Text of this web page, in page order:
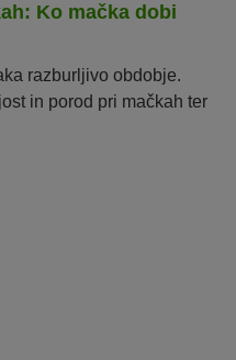
Ko mačka dobi
razburljivo obdobje.
in porod pri mačkah ter